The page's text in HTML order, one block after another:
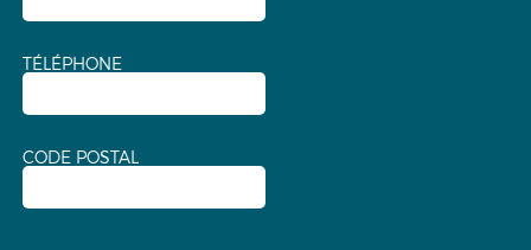
TÉLÉPHONE
CODE POSTAL